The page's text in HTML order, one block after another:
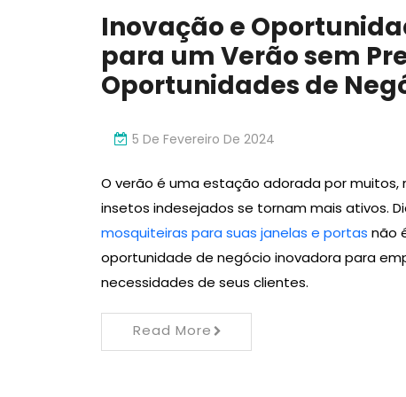
Inovação e
para um Verão sem
Oportunidades de
5 De Fevereiro De 2024
O verão é uma estação adorada por
insetos indesejados se tornam mais ativos.
mosquiteiras para suas janelas e portas não
oportunidade de negócio inovadora para
necessidades de seus clientes.
Read More